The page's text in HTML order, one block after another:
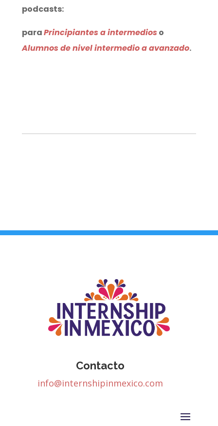
podcasts:
paraPrincipiantes a intermedios o
Alumnos de nivel intermedio a avanzado.
Contacto
info@internshipinmexico.com